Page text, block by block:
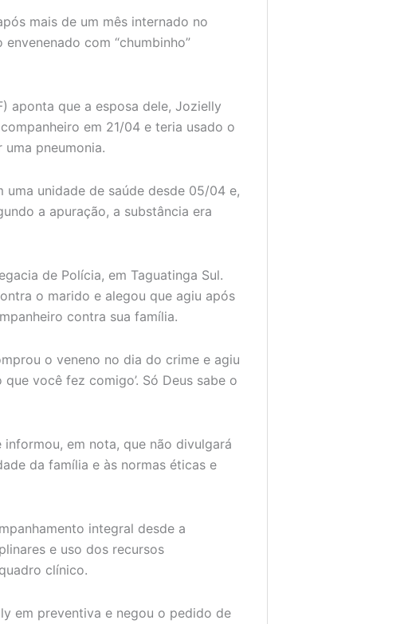
mais de um mês internado no
com “chumbinho”
aponta que a esposa dele, Jozielly
em 21/04 e teria usado o
pneumonia.
unidade de saúde desde 05/04 e,
a apuração, a substância era
de Polícia, em Taguatinga Sul.
o marido e alegou que agiu após
contra sua família.
o veneno no dia do crime e agiu
você fez comigo’. Só Deus sabe o
em nota, que não divulgará
da família e às normas éticas e
integral desde a
e uso dos recursos
clínico.
em preventiva e negou o pedido de